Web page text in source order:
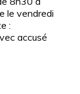
le vendredi
:
accusé